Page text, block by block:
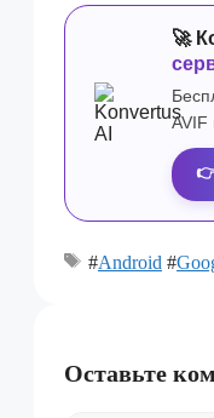
🚀
#Android #
Оставьте